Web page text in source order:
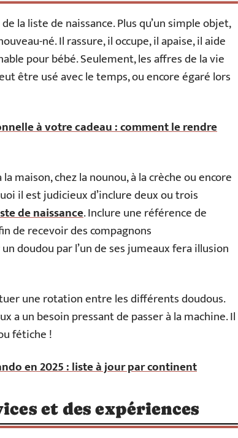
la liste de naissance. Plus qu’un simple objet,
né. Il rassure, il occupe, il apaise, il aide
pour bébé. Seulement, les affres de la vie
être usé avec le temps, ou encore égaré lors
à votre cadeau : comment le rendre
maison, chez la nounou, à la crèche ou encore
il est judicieux d’inclure deux ou trois
de naissance. Inclure une référence de
de recevoir des compagnons
doudou par l’un de ses jumeaux fera illusion
une rotation entre les différents doudous.
a un besoin pressant de passer à la machine. Il
fétiche !
en 2025 : liste à jour par continent
et des expériences